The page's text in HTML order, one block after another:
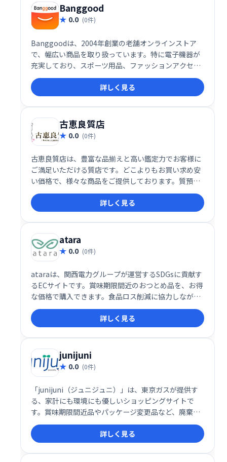
Banggood
0.0 (0件)
Banggoodは、2004年創業の老舗オンラインストア
で、幅広い商品を取り扱っています。特に電子機器が
充実しており、スポーツ用品、ファッションアクセサ
リー、ジュエリー、健康製品なども購入可能です。米
国への配送にも対応し、お求めやすい価格で高品質な
商品を提供しています。長年の実績と信頼で、お気に
入りのアイテムをきっと見つけられるでしょう。
詳しく見る
古恵良質店
0.0 (0件)
古恵良質店は、豊富な品揃えと高い鑑定力でお客様に
ご満足いただける質店です。どこよりもお買い求め安
い価格で、様々な商品をご提供しております。質預か
りはもちろん、買取にも対応。お気軽にご相談くださ
い。
詳しく見る
atara
0.0 (0件)
ataraは、関西電力グループが運営するSDGsに貢献す
るECサイトです。賞味期限間近のおつとめ品を、お得
な価格で購入できます。食品ロス削減に協力しなが
ら、お財布にも環境にも優しいお買い物をお楽しみく
ださい。
詳しく見る
junijuni
0.0 (0件)
「junijuni（ジュニジュニ）」は、東京ガスが提供す
る、家計にも環境にも優しいショッピングサイトで
す。賞味期限間近品やパッケージ変更品など、廃棄予
定の食品や日用品をお得に販売しています。品質に問
題はないため、安心してご利用いただけます。お得な
お買い物で、賢く節約しながらサステナブルな消費を
してみませんか？
詳しく見る